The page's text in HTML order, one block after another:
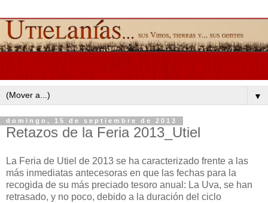
▼
domingo, 15 de septiembre de 2013
Retazos de la Feria 2013_Utiel
La Feria de Utiel de 2013 se ha caracterizado frente a las
más inmediatas antecesoras en que las fechas para la
recogida de su más preciado tesoro anual: La Uva, se han
retrasado, y no poco, debido a la duración del ciclo